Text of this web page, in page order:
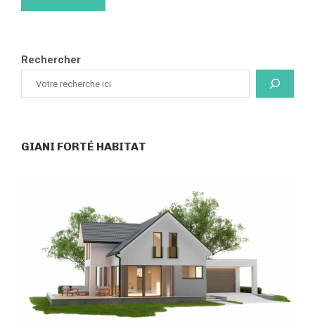
Rechercher
GIANI FORTÉ HABITAT